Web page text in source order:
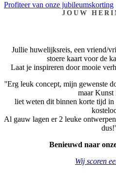
Profiteer van onze jubileumskorting
JOUW
Jullie huwelijksreis, een vriend/
stoere kaart voor de
Laat je inspireren door mooie
''Erg leuk concept, mijn gewenste
maar Kunst
liet weten dit binnen korte tijd in
Al gauw lagen er 2 leuke
Benieuwd naar
Wij scoren